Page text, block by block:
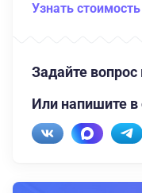
Узнать
Задайте вопрос
Или напишите